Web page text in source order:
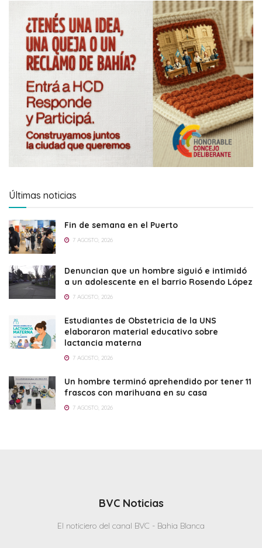
Últimas noticias
Fin de semana en el Puerto
7 AGOSTO, 2026
Denuncian que un hombre siguió e intimidó
a un adolescente en el barrio Rosendo López
7 AGOSTO, 2026
Estudiantes de Obstetricia de la UNS
elaboraron material educativo sobre
lactancia materna
7 AGOSTO, 2026
Un hombre terminó aprehendido por tener 11
frascos con marihuana en su casa
7 AGOSTO, 2026
BVC Noticias
El noticiero del canal BVC - Bahia Blanca